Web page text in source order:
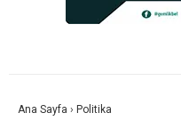
Ana Sayfa › Politika